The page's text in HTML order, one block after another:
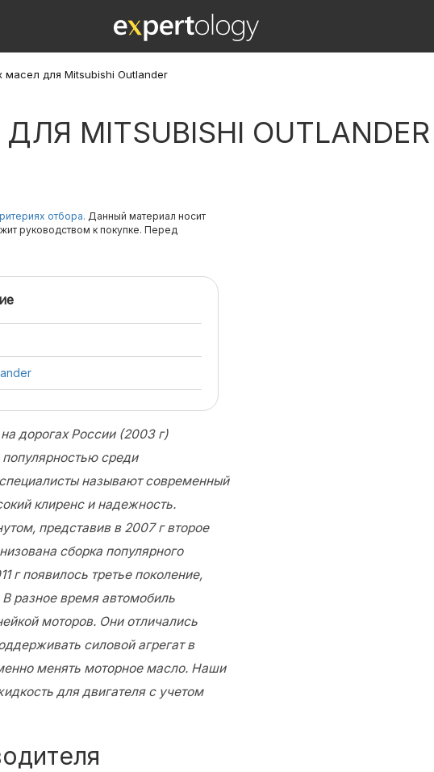
масел для Mitsubishi Outlander
MITSUBISHI OUTLANDER
отбора. Данный материал носит
руководством к покупке. Перед
дорогах России (2003 г)
среди
называют современный
клиренс и надежность.
представив в 2007 г второе
сборка популярного
г появилось третье поколение,
разное время автомобиль
моторов. Они отличались
силовой агрегат в
менять моторное масло. Наши
для двигателя с учетом